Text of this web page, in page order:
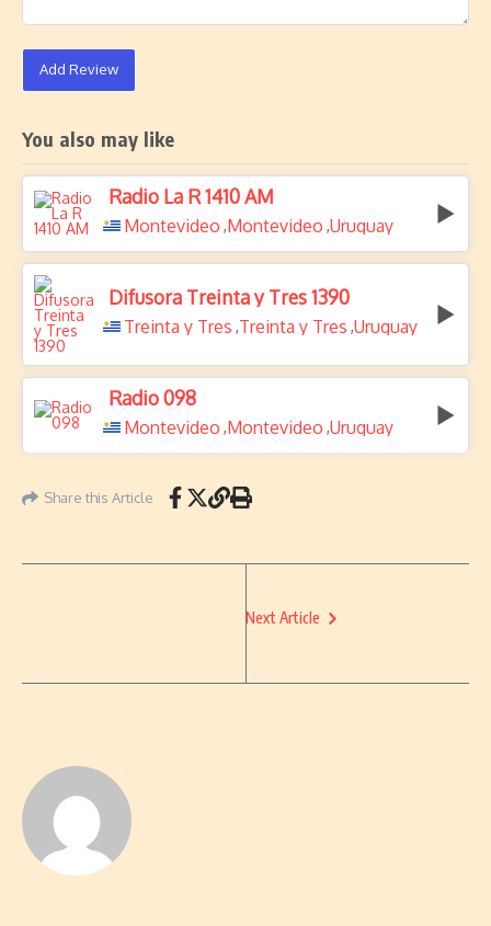
Add Review
You also may like
Radio La R 1410 AM
Montevideo ,Montevideo ,Uruguay
Difusora Treinta y Tres 1390
Treinta y Tres ,Treinta y Tres ,Uruguay
Radio 098
Montevideo ,Montevideo ,Uruguay
Share this Article
Next Article